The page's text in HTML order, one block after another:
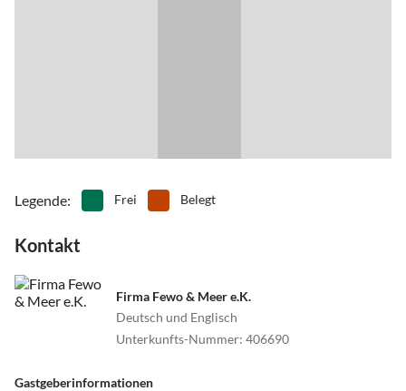
Legende: Frei Belegt
Kontakt
Firma Fewo & Meer e.K.
Deutsch und Englisch
Unterkunfts-Nummer: 406690
Gastgeberinformationen